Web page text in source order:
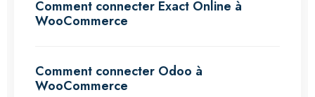
Comment connecter Exact Online à
WooCommerce
Comment connecter Odoo à
WooCommerce